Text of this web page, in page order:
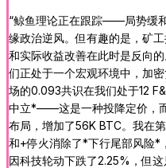
“鲸鱼理论正在跟踪——局势缓
缘政治逆风。但有趣的是，矿
和实际收益改善在此时是反向
们正处于一个宏观环境中，加
场的0.093共识在我们处于12
中立*——这是一种投降定价，
布局，增加了56K BTC。我在
和+停火消除了*下行尾部风险*
因科技轮动下跌了2.25%，但